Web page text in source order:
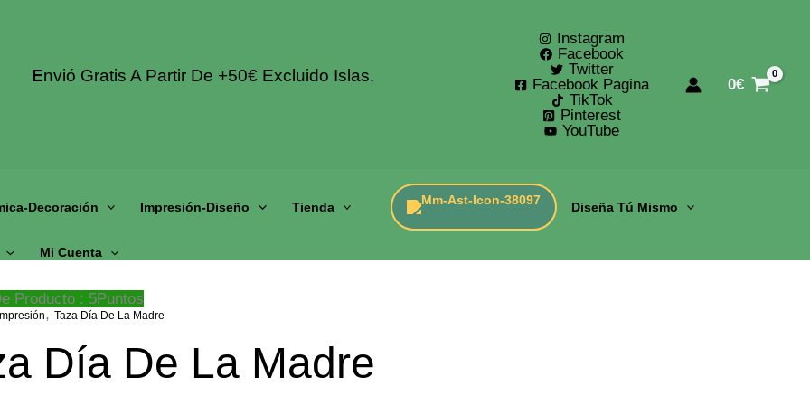
ENvió Gratis A Partir De +50€ Excluido Islas.
Instagram
Facebook
Twitter
Facebook Pagina
TikTok
Pinterest
YouTube
0€
Decoración Impresión-Diseño Tienda Diseña Tú Mismo
Mi Cuenta
Producto : 5Puntos
Impresión,Taza Día De La Madre
Día De La Madre